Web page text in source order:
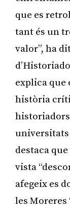
que es
tant és un
valor”, ha
explica que
història
historiadors
universitats
destaca
vista
afegeix es
les Moreres